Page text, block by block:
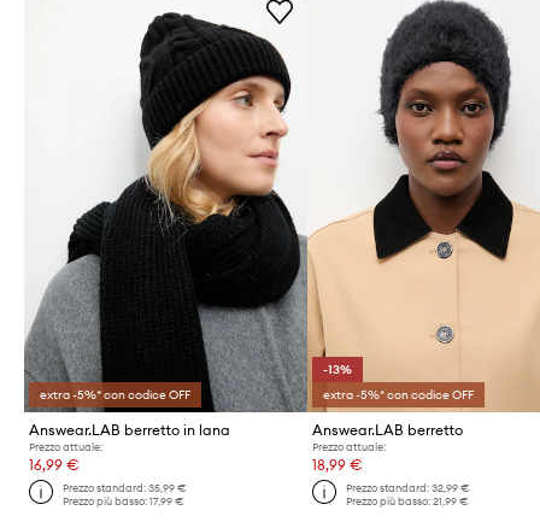
extra -5%* con codice OFF
Answear.LAB berretto in lana
Prezzo attuale:
16,99 €
Prezzo standard:35,99 €
Prezzo più basso:17,99 €
-13%
extra -5%* con codice OFF
Answear.LAB berretto
Prezzo attuale:
18,99 €
Prezzo standard: 32,99 €
Prezzo più basso: 21,99 €